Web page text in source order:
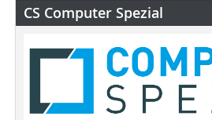
CS Computer Spezial